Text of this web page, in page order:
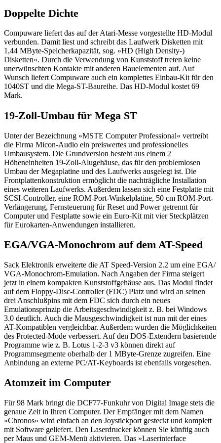
Doppelte Dichte
Compuware liefert das auf der Atari-Messe vorgestellte HD-Modul
verbunden. Damit liest und schreibt das Laufwerk Disketten mit
1,44 MByte-Speicherkapazität, sog. »HD (High Density-)
Disketten«. Durch die Verwendung von Kunststoff treten keine
unerwünschten Kontakte mit anderen Bauelementen auf. Auf
Wunsch liefert Compuware auch ein komplettes Einbau-Kit für den
1040ST und die Mega-ST-Baureihe. Das HD-Modul kostet 69
Mark.
19-Zoll-Umbau für Mega ST
Unter der Bezeichnung »MSTE Computer Professional« vertreibt
die Firma Micon-Audio ein preiswertes und professionelles
Umbausystem. Die Grundversion besteht aus einem 2
Höheneinheiten 19-Zoll-Alugehäuse, das für den problemlosen
Umbau der Megaplatine und des Laufwerks ausgelegt ist. Die
Frontplattenkonstruktion ermöglicht die nachträgliche Installation
eines weiteren Laufwerks. Außerdem lassen sich eine Festplatte mit
SCSI-Controller, eine ROM-Port-Winkelplatine, 50 cm ROM-Port-
Verlängerung, Fernsteuerung für Reset und Power getrennt für
Computer und Festplatte sowie ein Euro-Kit mit vier Steckplätzen
für Eurokarten-Anwendungen installieren.
EGA/VGA-Monochrom auf dem AT-Speed
Sack Elektronik erweiterte die AT Speed-Version 2.2 um eine EGA/
VGA-Monochrom-Emulation. Nach Angaben der Firma steigert
jetzt in einem kompakten Kunststoffgehäuse aus. Das Modul findet
auf dem Floppy-Disc-Controller (FDC) Platz und wird an seinen
drei Anschlußpins mit dem FDC sich durch ein neues
Emulationsprinzip die Arbeitsgeschwindigkeit z. B. bei Windows
3.0 deutlich. Auch die Mausgeschwindigkeit ist nun mit der eines
AT-Kompatiblen vergleichbar. Außerdem wurden die Möglichkeiten
des Protected-Mode verbessert. Auf den DOS-Extendern basierende
Programme wie z. B. Lotus 1-2-3 v3 können direkt auf
Programmsegmente oberhalb der 1 MByte-Grenze zugreifen. Eine
Anbindung an externe PC/AT-Keyboards ist ebenfalls vorgesehen.
Atomzeit im Computer
Für 98 Mark bringt die DCF77-Funkuhr von Digital Image stets die
genaue Zeit in Ihren Computer. Der Empfänger mit dem Namen
»Chronos« wird einfach an den Joystickport gesteckt und komplett
mit Software geliefert. Den Laserdrucker können Sie künftig auch
per Maus und GEM-Menü aktivieren. Das »Laserinterface